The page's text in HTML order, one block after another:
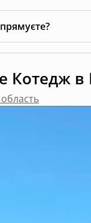
Котедж в